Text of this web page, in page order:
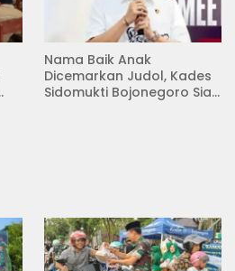
Nama Baik Anak
Dicemarkan Judol, Kades
Sidomukti Bojonegoro Siap